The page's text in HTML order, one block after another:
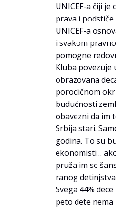
UNICEF-a čiji
prava i
UNICEF-a
i svakom
pomogne
Kluba povezuje
obrazovana
porodičnom
budućnosti
obavezni da im
Srbija stari.
godina. To su
ekonomisti…
pruža im se
ranog detinjstva.
Svega 44%
peto dete